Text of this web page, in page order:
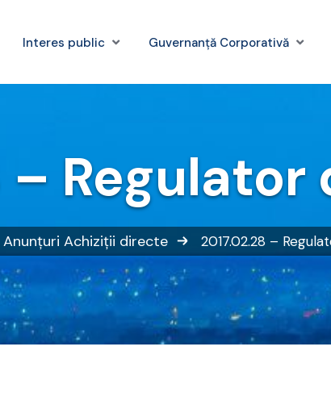
Interes public Guvernanță Corporativă
–
Anunțuri Achiziții directe 2017.02.28 –